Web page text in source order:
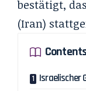
bestätigt,
(Iran)
Israelischer